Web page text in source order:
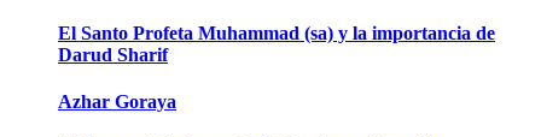
El Santo Profeta Muhammad (sa) y la importancia de
Darud Sharif
Azhar Goraya